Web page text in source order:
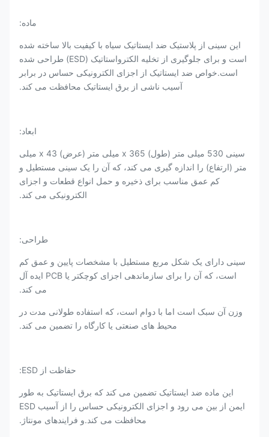
ماده:
این سینی از پلاستیک ضد ایستاتیک سیاه با کیفیت بالا ساخته شده
است و برای جلوگیری از تخلیه الکترواستاتیک (ESD) طراحی شده
است.خواص ضد ایستاتیک از اجزای الکترونیکی حساس در برابر
آسیب ناشی از برق ایستاتیک محافظت می کند.
ابعاد:
سینی 530 میلی متر (طول) x 365 میلی متر (عرض) x 43 میلی
متر (ارتفاع) را اندازه گیری می کند، که آن را یک سینی مستطیل و
کم عمق مناسب برای ذخیره و حمل انواع قطعات و اجزای
الکترونیکی می کند.
طراحی:
سینی دارای یک شکل مربع مستطیل با مشخصات پایین و عمق کم
است، که آن را برای سازماندهی اجزای کوچکتر یا PCB ایده آل
می کند.
وزن آن سبک است اما با دوام است، که استفاده طولانی مدت در
محیط های صنعتی یا کارگاه را تضمین می کند.
حفاظت از ESD:
این ماده ضد ایستاتیک تضمین می کند که برق ایستاتیک به طور
ایمن از بین می رود و اجزای الکترونیکی حساس را از آسیب ESD
محافظت می کند.و فرایندهای مونتاژ.